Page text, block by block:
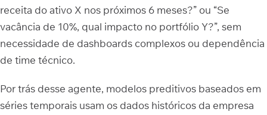
receita do ativo X nos próximos 6 meses?” ou “Se
vacância de 10%, qual impacto no portfólio Y?”, sem
necessidade de dashboards complexos ou dependência
de time técnico.
Por trás desse agente, modelos preditivos baseados em
séries temporais usam os dados históricos da empresa